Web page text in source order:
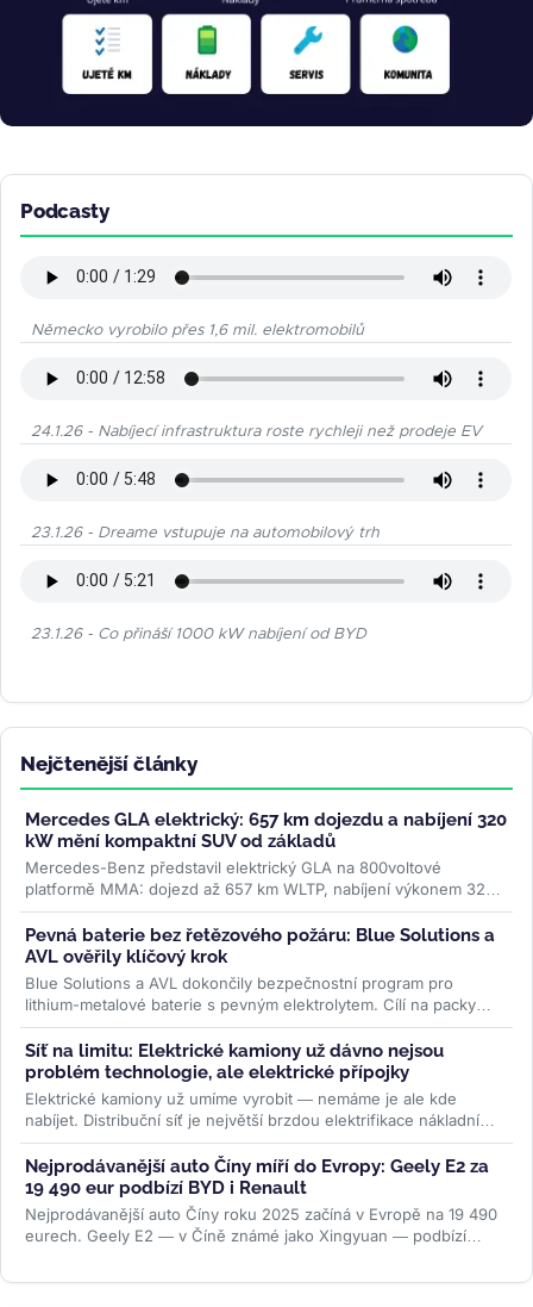
Podcasty
Německo vyrobilo přes 1,6 mil. elektromobilů
24.1.26 - Nabíjecí infrastruktura roste rychleji než prodeje EV
23.1.26 - Dreame vstupuje na automobilový trh
23.1.26 - Co přináší 1000 kW nabíjení od BYD
Nejčtenější články
Mercedes GLA elektrický: 657 km dojezdu a nabíjení 320
kW mění kompaktní SUV od základů
Mercedes-Benz představil elektrický GLA na 800voltové
platformě MMA: dojezd až 657 km WLTP, nabíjení výkonem 320
kW a plnění na 80 % za 22...>>
Pevná baterie bez řetězového požáru: Blue Solutions a
AVL ověřily klíčový krok
Blue Solutions a AVL dokončily bezpečnostní program pro
lithium-metalové baterie s pevným elektrolytem. Cílí na packy
bez šíření tepelné...>>
Síť na limitu: Elektrické kamiony už dávno nejsou
problém technologie, ale elektrické přípojky
Elektrické kamiony už umíme vyrobit — nemáme je ale kde
nabíjet. Distribuční síť je největší brzdou elektrifikace nákladní
dopravy....>>
Nejprodávanější auto Číny míří do Evropy: Geely E2 za
19 490 eur podbízí BYD i Renault
Nejprodávanější auto Číny roku 2025 začíná v Evropě na 19 490
eurech. Geely E2 — v Číně známé jako Xingyuan — podbízí